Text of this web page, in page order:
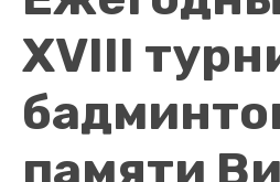
XVIII
памяти